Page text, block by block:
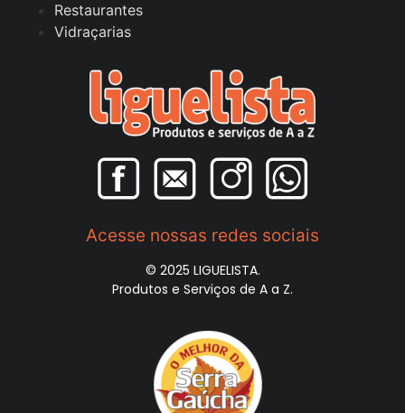
Restaurantes
Vidraçarias
Acesse nossas redes sociais
© 2025 LIGUELISTA.
Produtos e Serviços de A a Z.